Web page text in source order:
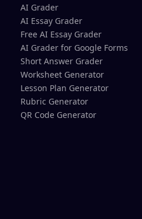
AI Grader
AI Essay Grader
Free AI Essay Grader
AI Grader for Google Forms
Short Answer Grader
Worksheet Generator
Lesson Plan Generator
Rubric Generator
QR Code Generator